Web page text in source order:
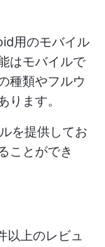
用のモバイル
はモバイルで
種類やフルウ
ります。
を提供してお
ことができ
以上のレビュ